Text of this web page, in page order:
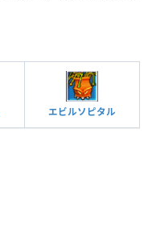
エビルソピタル